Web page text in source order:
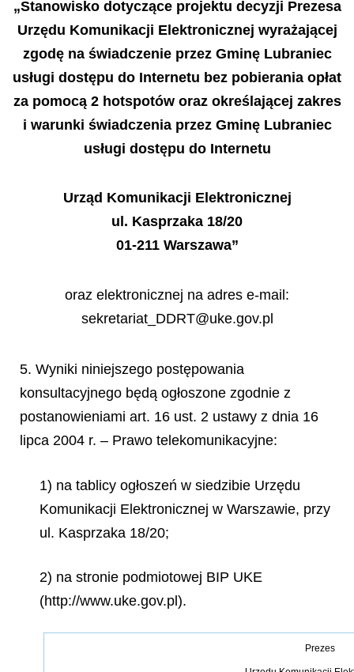
„Stanowisko dotyczące projektu decyzji Prezesa
Urzędu Komunikacji Elektronicznej wyrażającej
zgodę na świadczenie przez Gminę Lubraniec
usługi dostępu do Internetu bez pobierania opłat
za pomocą 2 hotspotów oraz określającej zakres
i warunki świadczenia przez Gminę Lubraniec
usługi dostępu do Internetu
Urząd Komunikacji Elektronicznej
ul. Kasprzaka 18/20
01-211 Warszawa”
oraz elektronicznej na adres e-mail:
sekretariat_DDRT@uke.gov.pl
5. Wyniki niniejszego postępowania
konsultacyjnego będą ogłoszone zgodnie z
postanowieniami art. 16 ust. 2 ustawy z dnia 16
lipca 2004 r. – Prawo telekomunikacyjne:
1) na tablicy ogłoszeń w siedzibie Urzędu
Komunikacji Elektronicznej w Warszawie, przy
ul. Kasprzaka 18/20;
2) na stronie podmiotowej BIP UKE
(http://www.uke.gov.pl).
Prezes